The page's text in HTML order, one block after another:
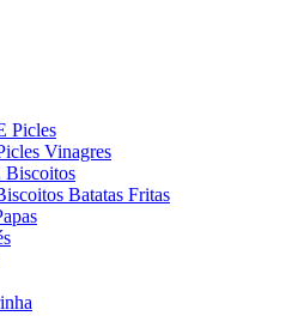
Picles
Vinagres
Biscoitos
Batatas Fritas